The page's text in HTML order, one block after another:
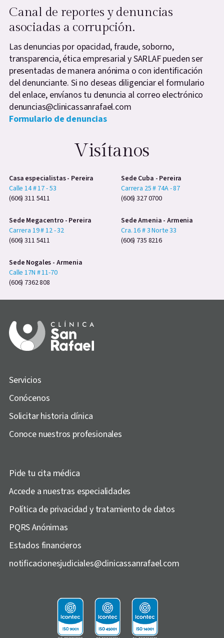
Canal de reportes y denuncias
asociadas a corrupción.
Las denuncias por opacidad, fraude, soborno,
transparencia, ética empresarial y SARLAF pueden ser
presentadas de manera anónima o con identificación
del denunciante. Si no deseas diligenciar el formulario
del enlace, envíanos tu denuncia al correo electrónico
denuncias@clinicassanrafael.com
Formulario de denuncias
Visítanos
Casa especialistas - Pereira
Calle 14 # 17 - 53
(606) 311 5411
Sede Cuba - Pereira
Carrera 25 # 74A - 87
(606) 327 0700
Sede Megacentro - Pereira
Carrera 19 # 12 - 32
(606) 311 5411
Sede Amenia - Armenia
Cra. 16 # 3 Norte 33
(606) 735 8216
Sede Nogales - Armenia
Calle 17N # 11-70
(606) 7362 808
Servicios
Conócenos
Solicitar historia clínica
Conoce nuestros profesionales
Pide tu cita médica
Accede a nuestras especialidades
Política de privacidad y tratamiento de datos
PQRS Anónimas
Estados financieros
notificacionesjudiciales@clinicassanrafael.com